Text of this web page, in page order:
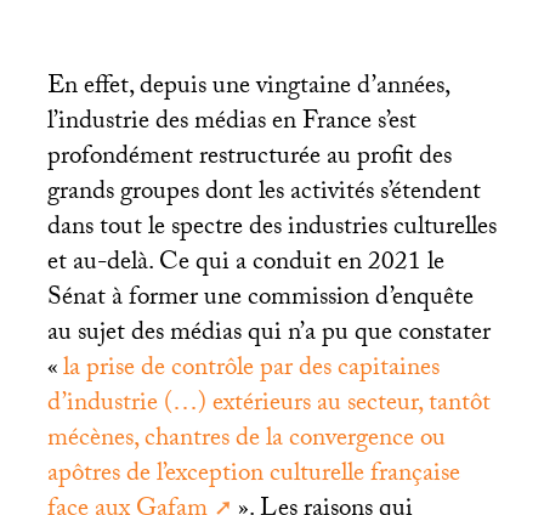
En effet, depuis une vingtaine d’années,
l’industrie des médias en France s’est
profondément restructurée au profit des
grands groupes dont les activités s’étendent
dans tout le spectre des industries culturelles
et au-delà. Ce qui a conduit en 2021 le
Sénat à former une commission d’enquête
au sujet des médias qui n’a pu que constater
«la prise de contrôle par des capitaines
d’industrie (…) extérieurs au secteur, tantôt
mécènes, chantres de la convergence ou
apôtres de l’exception culturelle française